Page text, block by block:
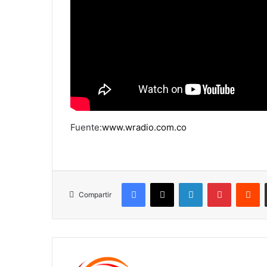
Fuente:www.wradio.com.co
Compartir
Facebook
X LinkedInPinterest